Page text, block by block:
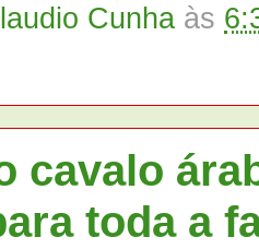
Cunha às
cavalo
toda a